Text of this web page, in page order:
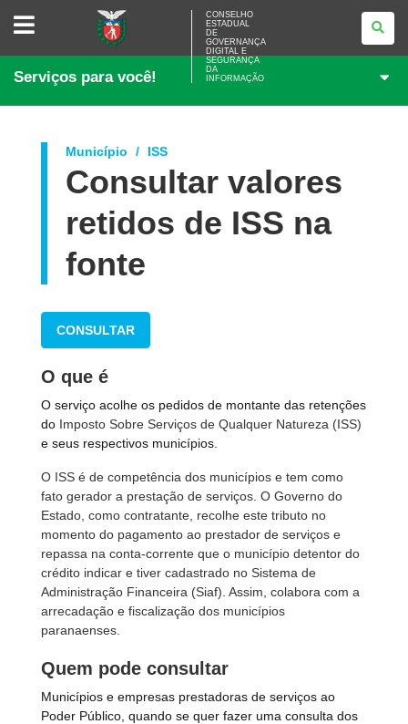
CONSELHO
ESTADUAL
GOVERNANÇA
E
DA
CONSELHO
ESTADUAL
DE
GOVERNANÇA
DIGITAL E
SEGURANÇA
DA
INFORMAÇÃO
Serviços para você!
Município ISS
Consultar valores
retidos de ISS na
fonte
CONSULTAR
O que é
O serviço acolhe os pedidos de montante das retenções
do Imposto Sobre Serviços de Qualquer Natureza (ISS)
e seus respectivos municípios.
O ISS é de competência dos municípios e tem como
fato gerador a prestação de serviços. O Governo do
Estado, como contratante, recolhe este tributo no
momento do pagamento ao prestador de serviços e
repassa na conta-corrente que o município detentor do
crédito indicar e tiver cadastrado no Sistema de
Administração Financeira (Siaf). Assim, colabora com a
arrecadação e fiscalização dos municípios
paranaenses.
Quem pode consultar
Municípios e empresas prestadoras de serviços ao
Poder Público, quando se quer fazer uma consulta dos